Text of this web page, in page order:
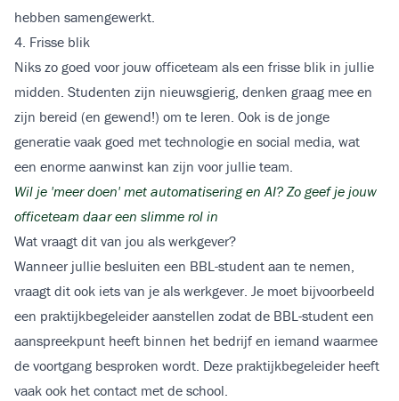
hebben samengewerkt.
4. Frisse blik
Niks zo goed voor jouw officeteam als een frisse blik in jullie
midden. Studenten zijn nieuwsgierig, denken graag mee en
zijn bereid (en gewend!) om te leren. Ook is de jonge
generatie vaak goed met technologie en social media, wat
een enorme aanwinst kan zijn voor jullie team.
Wil je 'meer doen' met automatisering en AI? Zo geef je jouw
officeteam daar een slimme rol in
Wat vraagt dit van jou als werkgever?
Wanneer jullie besluiten een BBL-student aan te nemen,
vraagt dit ook iets van je als werkgever. Je moet bijvoorbeeld
een praktijkbegeleider aanstellen zodat de BBL-student een
aanspreekpunt heeft binnen het bedrijf en iemand waarmee
de voortgang besproken wordt. Deze praktijkbegeleider heeft
vaak ook het contact met de school.